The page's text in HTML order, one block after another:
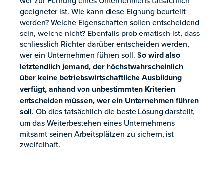
geeigneter ist. Wie kann diese Eignung beurteilt
werden? Welche Eigenschaften sollen entscheidend
sein, welche nicht? Ebenfalls problematisch ist, dass
schliesslich Richter darüber entscheiden werden,
wer ein Unternehmen führen soll. So wird also
letztendlich jemand, der höchstwahrscheinlich
über keine betriebswirtschaftliche Ausbildung
verfügt, anhand von unbestimmten Kriterien
entscheiden müssen, wer ein Unternehmen führen
soll. Ob dies tatsächlich die beste Lösung darstellt,
um das Weiterbestehen eines Unternehmens
mitsamt seinen Arbeitsplätzen zu sichern, ist
zweifelhaft.